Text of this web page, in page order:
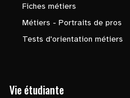
Fiches métiers
Métiers - Portraits de pros
Tests d'orientation métiers
Vie étudiante